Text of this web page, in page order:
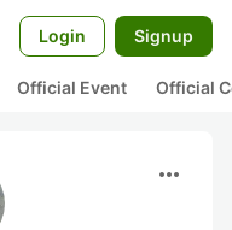
Login Signup
Official Event Official
more_horiz